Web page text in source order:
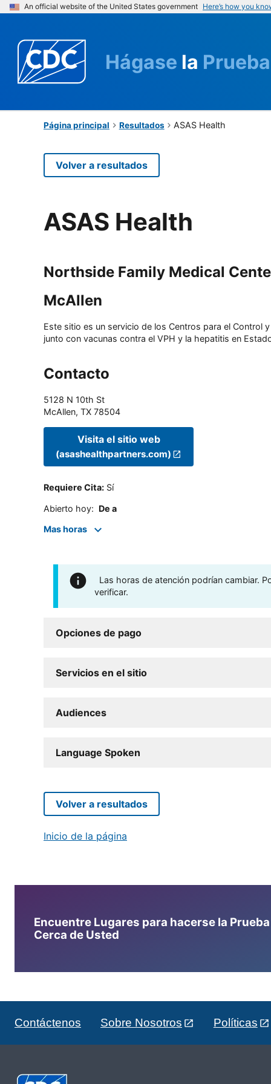
An official website of the United States government Here’s how you
Hágase la Prueba
Página principal Resultados ASAS Health
Volver a resultados
ASAS Health
Northside Family Medical
McAllen
Este sitio es un servicio de los Centros para el Control
junto con vacunas contra el VPH y la hepatitis en
Contacto
5128 N 10th St
McAllen, TX 78504
Visita el sitio web
(asashealthpartners.com)
Requiere Cita: Sí
Abierto hoy: De a
Mas horas
Las horas de atención podrían cambiar.
verificar.
Opciones de pago
Servicios en el sitio
Audiences
Language Spoken
Volver a resultados
Inicio de la página
Encuentre Lugares para hacerse la
Cerca de Usted
Contáctenos Sobre Nosotros Políticas